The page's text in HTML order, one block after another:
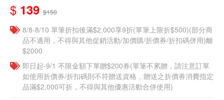
$ 139 $150
8/8-8/10 單筆折扣後滿$2,000享9折(單筆上限折$500)(部分商
品不適用，不得與其他促銷活動/加價購/折價券/折扣碼併用)離
$2000
即日起-9/1 不限金額下單贈$200券(單筆不累贈，請注意訂單
如使用折價券/折扣碼則不符贈送資格，贈送之折價券消費指定
品滿$2,000可折，不得與其他優惠活動合併使用)